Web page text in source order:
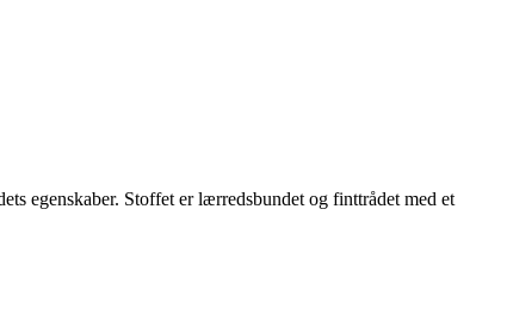
egenskaber. Stoffet er lærredsbundet og finttrådet med et